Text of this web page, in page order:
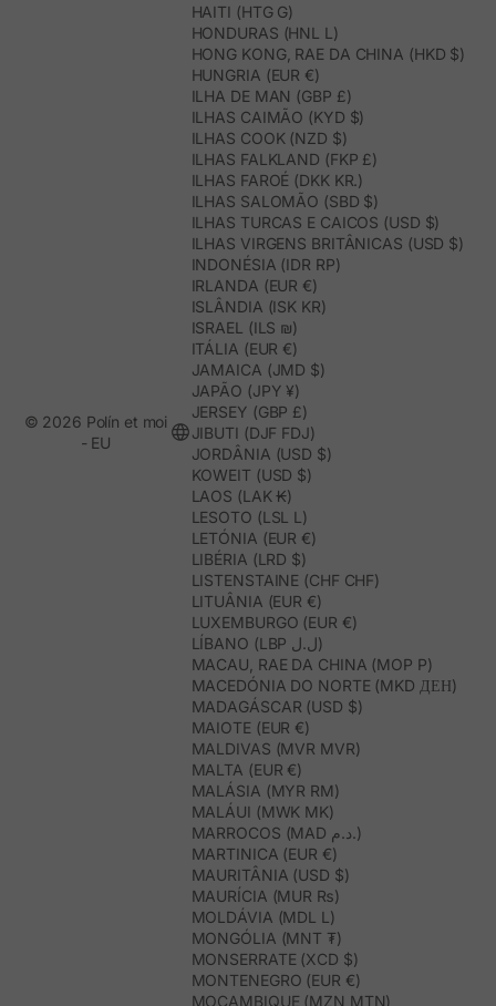
HAITI (HTG G)
HONDURAS (HNL L)
HONG KONG, RAE DA CHINA (HKD $)
HUNGRIA (EUR €)
ILHA DE MAN (GBP £)
ILHAS CAIMÃO (KYD $)
ILHAS COOK (NZD $)
ILHAS FALKLAND (FKP £)
ILHAS FAROÉ (DKK KR.)
ILHAS SALOMÃO (SBD $)
ILHAS TURCAS E CAICOS (USD $)
ILHAS VIRGENS BRITÂNICAS (USD $)
INDONÉSIA (IDR RP)
IRLANDA (EUR €)
ISLÂNDIA (ISK KR)
ISRAEL (ILS ₪)
ITÁLIA (EUR €)
JAMAICA (JMD $)
JAPÃO (JPY ¥)
JERSEY (GBP £)
JIBUTI (DJF FDJ)
JORDÂNIA (USD $)
KOWEIT (USD $)
LAOS (LAK ₭)
LESOTO (LSL L)
LETÓNIA (EUR €)
LIBÉRIA (LRD $)
LISTENSTAINE (CHF CHF)
LITUÂNIA (EUR €)
LUXEMBURGO (EUR €)
LÍBANO (LBP ل.ل)
MACAU, RAE DA CHINA (MOP P)
MACEDÓNIA DO NORTE (MKD ДЕН)
MADAGÁSCAR (USD $)
MAIOTE (EUR €)
MALDIVAS (MVR MVR)
MALTA (EUR €)
MALÁSIA (MYR RM)
MALÁUI (MWK MK)
MARROCOS (MAD د.م.)
MARTINICA (EUR €)
MAURITÂNIA (USD $)
MAURÍCIA (MUR ₨)
MOLDÁVIA (MDL L)
MONGÓLIA (MNT ₮)
MONSERRATE (XCD $)
MONTENEGRO (EUR €)
MOÇAMBIQUE (MZN MTN)
© 2026 Polín et moi
- EU